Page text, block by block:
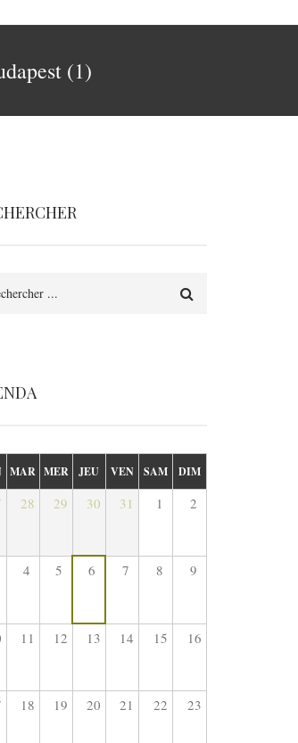
(1)
MAR MER JEU VEN SAM DIM
28 29 30 31 1 2
4 5 6 7 8 9
11 12 13 14 15 16
18 19 20 21 22 23